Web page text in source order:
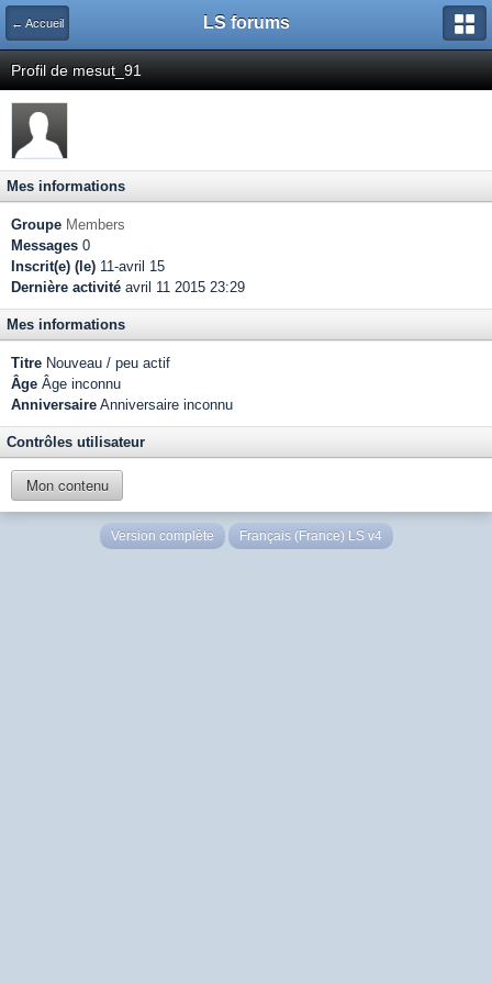
← Accueil LS forums
Profil de mesut_91
Mes informations
Groupe Members
Messages 0
Inscrit(e) (le) 11-avril 15
Dernière activité avril 11 2015 23:29
Mes informations
Titre Nouveau / peu actif
Âge Âge inconnu
Anniversaire Anniversaire inconnu
Contrôles utilisateur
Mon contenu
Version complète Français (France) LS v4